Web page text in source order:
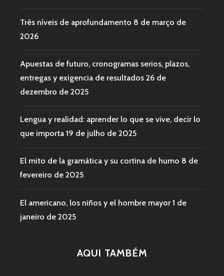
Três níveis de aprofundamento 8 de março de
2026
Apuestas de futuro, cronogramas serios, plazos,
entregas y exigencia de resultados 26 de
dezembro de 2025
Lengua y realidad: aprender lo que se vive, decir lo
que importa 19 de julho de 2025
El mito de la gramática y su cortina de humo 8 de
fevereiro de 2025
El americano, los niños y el hombre mayor 1 de
janeiro de 2025
AQUI TAMBÉM